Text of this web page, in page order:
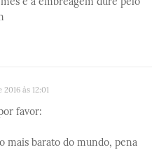
às 12:01
favor:
mais barato do mundo, pena